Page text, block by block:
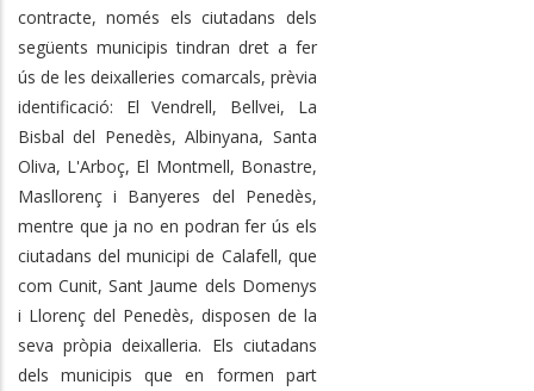
contracte, només els ciutadans dels
següents municipis tindran dret a fer
ús de les deixalleries comarcals, prèvia
identificació: El Vendrell, Bellvei, La
Bisbal del Penedès, Albinyana, Santa
Oliva, L'Arboç, El Montmell, Bonastre,
Masllorenç i Banyeres del Penedès,
mentre que ja no en podran fer ús els
ciutadans del municipi de Calafell, que
com Cunit, Sant Jaume dels Domenys
i Llorenç del Penedès, disposen de la
seva pròpia deixalleria. Els ciutadans
dels municipis que en formen part